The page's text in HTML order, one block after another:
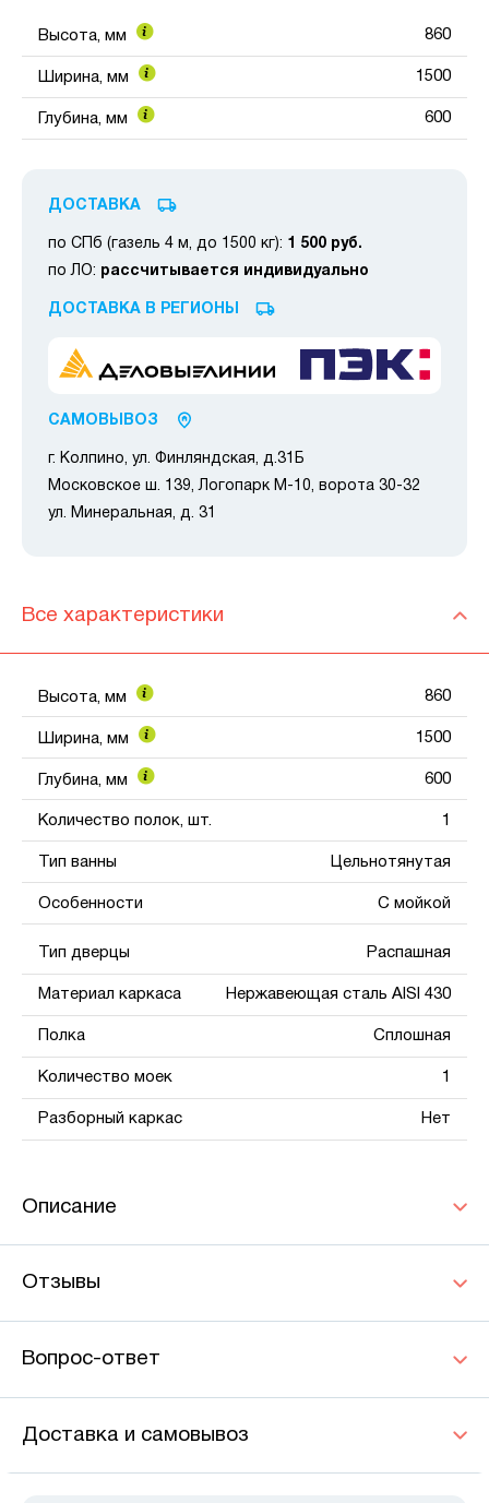
Высота, мм 860
Ширина, мм 1500
Глубина, мм 600
ДОСТАВКА
по СПб (газель 4 м, до 1500 кг): 1 500 руб.
по ЛО: рассчитывается индивидуально
ДОСТАВКА В РЕГИОНЫ
САМОВЫВОЗ
г. Колпино, ул. Финляндская, д.31Б
Московское ш. 139, Логопарк М-10, ворота 30-32
ул. Минеральная, д. 31
Все характеристики
Высота, мм 860
Ширина, мм 1500
Глубина, мм 600
Количество полок, шт. 1
Тип ванны Цельнотянутая
Особенности С мойкой
Тип дверцы Распашная
Материал каркаса Нержавеющая сталь AISI 430
Полка Сплошная
Количество моек 1
Разборный каркас Нет
Описание
Отзывы
Вопрос-ответ
Доставка и самовывоз